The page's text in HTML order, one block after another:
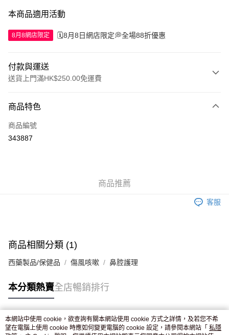
本商品適用活動
8月8網店限定 🗓️8月8日網店限定💭全場88折優惠
付款與運送
送貨上門滿HK$250.00免運費
信用卡
Apple Pay
付款後門市自取，訂單確認後2-4個工作天到店，7天內取。逾期後
商品特色
商品編號
343887
商品推薦
客服
商品相關分類 (1)
西藥製品/保健品 傷風咳嗽 鼻腔護理
本分類熱賣全店暢銷排行
熱門標籤
本網站中使用 cookie，欲查詢有關本網站使用 cookie 方式之詳情，及若您不希
望在電腦上使用 cookie 時應如何變更電腦的 cookie 設定，請參閱本網站「 私隱